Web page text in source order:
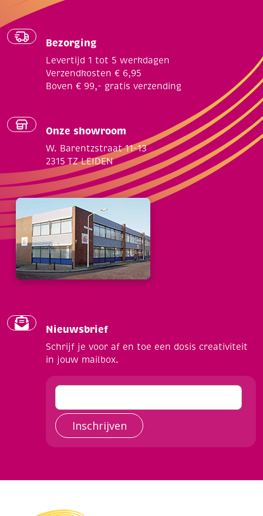
Bezorging
Levertijd 1 tot 5 werkdagen
Verzendkosten € 6,95
Boven € 99,- gratis verzending
Onze showroom
W. Barentzstraat 11-13
2315 TZ LEIDEN
Nieuwsbrief
Schrijf je voor af en toe een dosis creativiteit
in jouw mailbox.
Inschrijven